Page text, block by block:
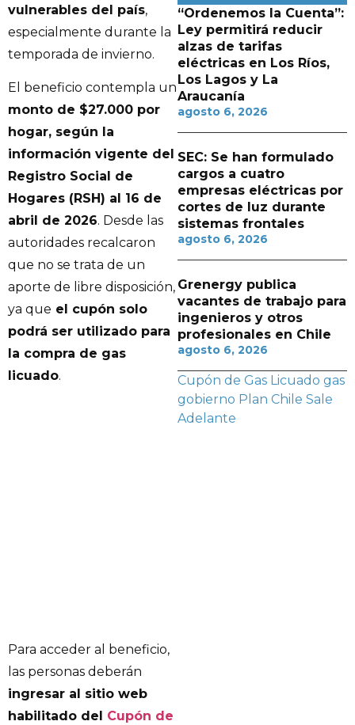
vulnerables del país,
especialmente durante la
temporada de invierno.
El beneficio contempla un
monto de $27.000 por
hogar, según la
información vigente del
Registro Social de
Hogares (RSH) al 16 de
abril de 2026. Desde las
autoridades recalcaron
que no se trata de un
aporte de libre disposición,
ya que el cupón solo
podrá ser utilizado para
la compra de gas
licuado.
Para acceder al beneficio,
las personas deberán
ingresar al sitio web
habilitado del Cupón de
“Ordenemos la Cuenta”:
Ley permitirá reducir
alzas de tarifas
eléctricas en Los Ríos,
Los Lagos y La
Araucanía
agosto 6, 2026
SEC: Se han formulado
cargos a cuatro
empresas eléctricas por
cortes de luz durante
sistemas frontales
agosto 6, 2026
Grenergy publica
vacantes de trabajo para
ingenieros y otros
profesionales en Chile
agosto 6, 2026
Cupón de Gas Licuado gas
gobierno Plan Chile Sale
Adelante